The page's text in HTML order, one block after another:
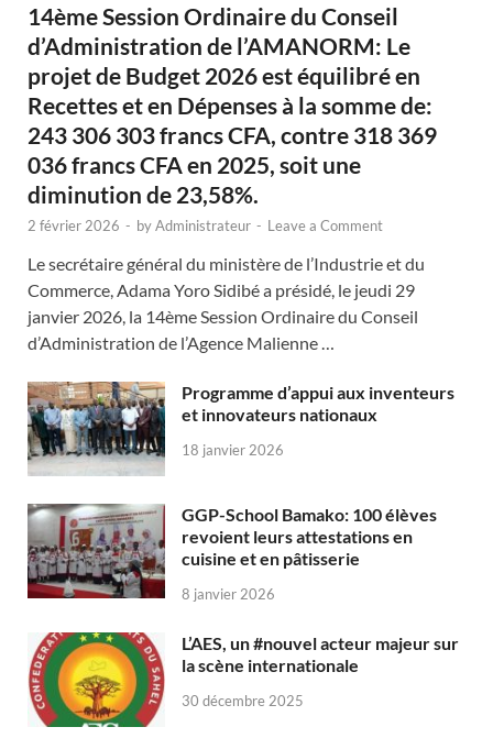
14ème Session Ordinaire du Conseil
d’Administration de l’AMANORM: Le
projet de Budget 2026 est équilibré en
Recettes et en Dépenses à la somme de:
243 306 303 francs CFA, contre 318 369
036 francs CFA en 2025, soit une
diminution de 23,58%.
2 février 2026 - byAdministrateur - Leave a Comment
Le secrétaire général du ministère de l’Industrie et du
Commerce, Adama Yoro Sidibé a présidé, le jeudi 29
janvier 2026, la 14ème Session Ordinaire du Conseil
d’Administration de l’Agence Malienne …
Programme d’appui aux inventeurs
et innovateurs nationaux
18 janvier 2026
GGP-School Bamako: 100 élèves
revoient leurs attestations en
cuisine et en pâtisserie
8 janvier 2026
L’AES, un #nouvel acteur majeur sur
la scène internationale
30 décembre 2025